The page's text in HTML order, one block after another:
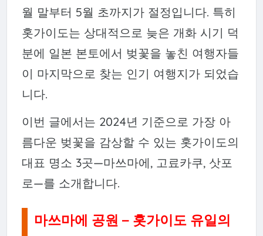
월 말부터 5월 초까지가 절정입니다. 특히
홋가이도는 상대적으로 늦은 개화 시기 덕
분에 일본 본토에서 벚꽃을 놓친 여행자들
이 마지막으로 찾는 인기 여행지가 되었습
니다.
이번 글에서는 2024년 기준으로 가장 아
름다운 벚꽃을 감상할 수 있는 홋가이도의
대표 명소 3곳—마쓰마에, 고료카쿠, 삿포
로—를 소개합니다.
마쓰마에 공원 – 홋가이도 유일의